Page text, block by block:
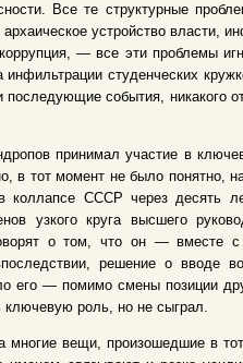
Все те структурные
устройство власти,
— все эти проблемы
инфильтрации студенческих
события, никакого
принимал участие в
в тот момент не было понятно,
коллапсе СССР через десять
узкого круга высшего
о том, что он — вместе
решение о вводе
его — помимо смены позиции
ключевую роль, но не сыграл.
многие вещи, произошедшие в